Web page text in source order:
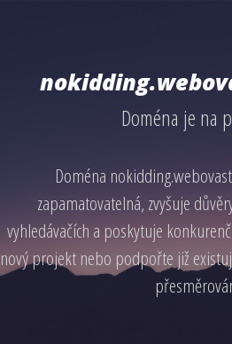
Doména je na
Doména
zapamatovatelná, zvyšuje
vyhledávačích a poskytuje
nový projekt nebo podpořte již